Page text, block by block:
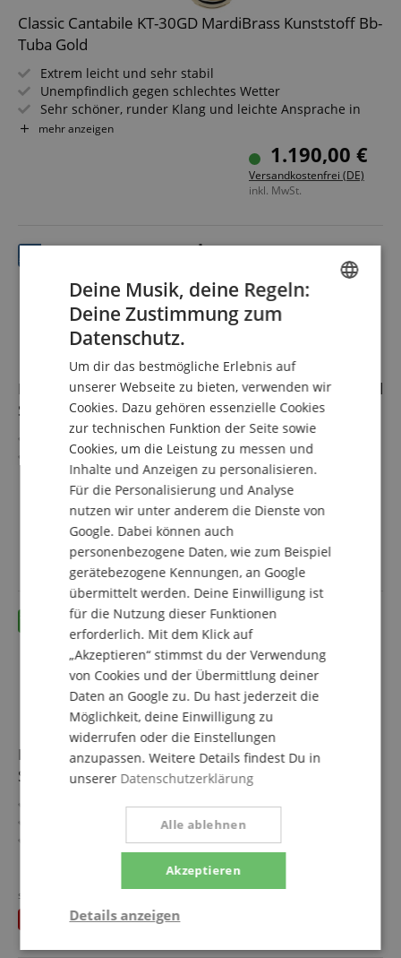
Classic Cantabile KT-30GD MardiBrass Kunststoff Bb-
Tuba Gold
Extrem leicht und sehr stabil
Unempfindlich gegen schlechtes Wetter
Sehr schöner, runder Klang und leichte Ansprache in
allen Lagen
Material Korpus: ABS Kunststoff, Mundrohr/Maschine
mehr anzeigen
1.190,00 €
Versandkostenfrei (DE)
inkl. MwSt.
Pronomic SPS-1S BK Boxenstativ Boxenständer Stahl
Schwarz
Boxenstativ aus Stahl
Stabile Dreibein-Konstruktion mit großen
Klemmschrauben zur Befestigung
Ausziehbar von ca. 120 - 193 cm
Belastbarkeit: max. 50 kg
Gewicht: 3,1 kg
Farbe: Schwarz
mehr anzeigen
24,90 €
Versandkosten (DE)
Pronomic SPS-5S Lautsprecherstativ Boxenständer
Stahl 2x Set
Niedriges Boxenstativ aus Stahl
Ideal für Linienstrahler, Monitore und Akustik-Verstärker
Ausziehbar von ca. 67 - 120 cm
Rohrdurchmesser: 35 mm
Sehr leicht: nur 1,8 kg
Farbe: Schwarz
2 Stück im Spar-Set
32,90 €
statt einzeln
Du sparst7,08 €
FRENCH
SPANISH
Deine Musik, deine Regeln:
Deine Zustimmung zum
Datenschutz.
Um dir das bestmögliche Erlebnis auf
unserer Webseite zu bieten, verwenden wir
Cookies. Dazu gehören essenzielle Cookies
zur technischen Funktion der Seite sowie
Cookies, um die Leistung zu messen und
Inhalte und Anzeigen zu personalisieren.
Für die Personalisierung und Analyse
nutzen wir unter anderem die Dienste von
Google. Dabei können auch
personenbezogene Daten, wie zum Beispiel
gerätebezogene Kennungen, an Google
übermittelt werden. Deine Einwilligung ist
für die Nutzung dieser Funktionen
erforderlich. Mit dem Klick auf
„Akzeptieren“ stimmst du der Verwendung
von Cookies und der Übermittlung deiner
Daten an Google zu. Du hast jederzeit die
Möglichkeit, deine Einwilligung zu
widerrufen oder die Einstellungen
anzupassen. Weitere Details findest Du in
unserer Datenschutzerklärung
Akzeptieren
Alle ablehnen
Details anzeigen
Notwendig Statistik Marketing